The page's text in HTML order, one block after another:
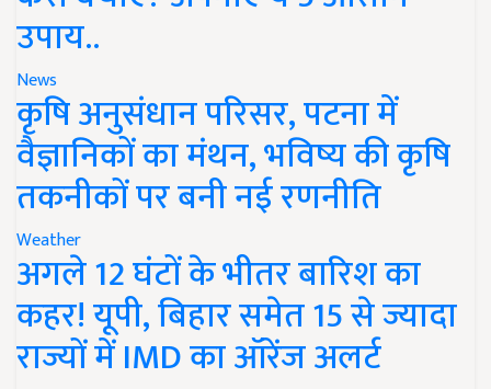
उपाय..
News
कृषि अनुसंधान परिसर, पटना में
वैज्ञानिकों का मंथन, भविष्य की कृषि
तकनीकों पर बनी नई रणनीति
Weather
अगले 12 घंटों के भीतर बारिश का
कहर! यूपी, बिहार समेत 15 से ज्यादा
राज्यों में IMD का ऑरेंज अलर्ट